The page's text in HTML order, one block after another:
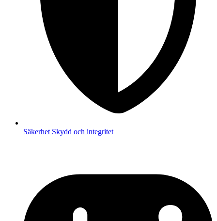
Säkerhet Skydd och integritet